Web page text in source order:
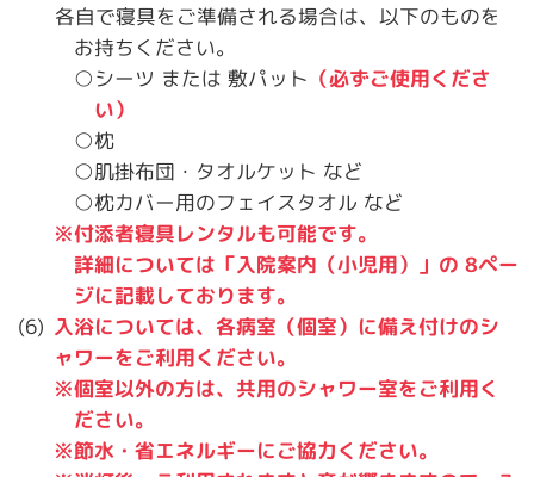
各自で寝具をご準備される場合は、以下のものを
お持ちください。
○シーツ または 敷パット （必ずご使用くださ
い）
○枕
○肌掛布団・タオルケット など
○枕カバー用のフェイスタオル など
※付添者寝具レンタルも可能です。
詳細については「入院案内（小児用）」の 8ペー
ジに記載しております。
入浴については、各病室（個室）に備え付けのシ
ャワーをご利用ください。
※個室以外の方は、共用のシャワー室をご利用く
ださい。
※節水・省エネルギーにご協力ください。